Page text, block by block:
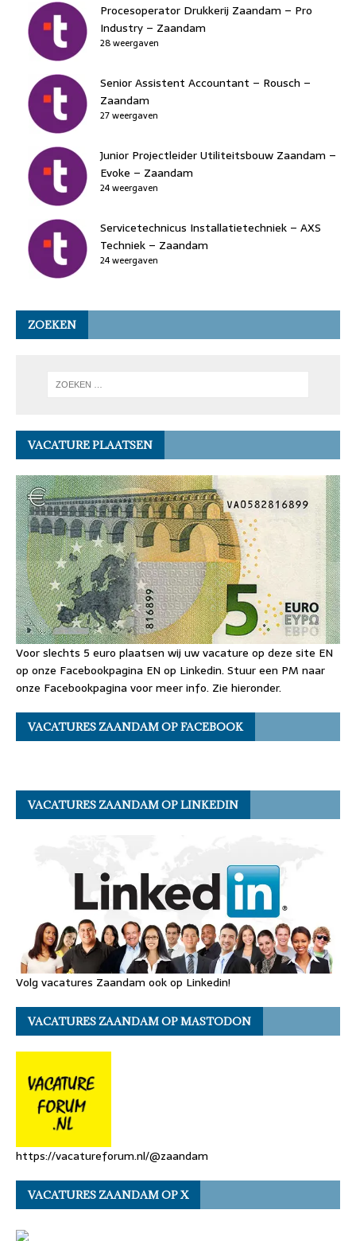
Procesoperator Drukkerij Zaandam – Pro
Industry – Zaandam
28 weergaven
Senior Assistent Accountant – Rousch –
Zaandam
27 weergaven
Junior Projectleider Utiliteitsbouw Zaandam –
Evoke – Zaandam
24 weergaven
Servicetechnicus Installatietechniek – AXS
Techniek – Zaandam
24 weergaven
ZOEKEN
VACATURE PLAATSEN
Voor slechts 5 euro plaatsen wij uw vacature op deze site EN
op onze Facebookpagina EN op Linkedin. Stuur een PM naar
onze Facebookpagina voor meer info. Zie hieronder.
VACATURES ZAANDAM OP FACEBOOK
VACATURES ZAANDAM OP LINKEDIN
Volg vacatures Zaandam ook op Linkedin!
VACATURES ZAANDAM OP MASTODON
https://vacatureforum.nl/@zaandam
VACATURES ZAANDAM OP X